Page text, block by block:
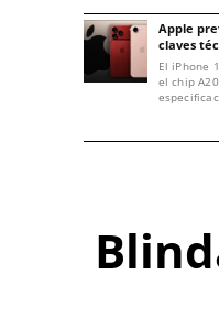
Apple
claves
El iPhone
el chip